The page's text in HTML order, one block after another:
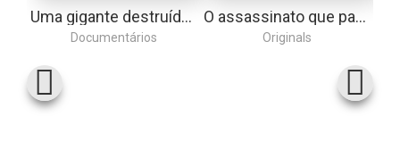
Uma gigante destruída: a história da falência da Varig
Documentários
O assassinato que parou a Itália
Originals